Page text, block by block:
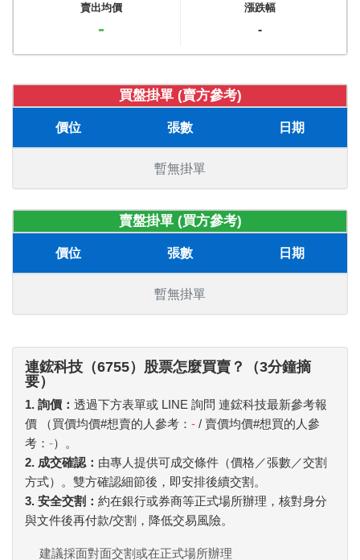
賣出均價
-
漲跌幅
-
買盤掛單 (賣方參考)
價位 張數 日期
暫無掛單
賣盤掛單 (買方參考)
價位 張數 日期
暫無掛單
連鋐科技（6755）股票怎麼買賣？（3分鐘摘
要）
1. 詢價： 透過下方表單或 LINE 詢問 連鋐科技最新參考報
價 （買價均價#想賣的人參考： - / 賣價均價#想買的人參
考： -）。
2. 成交確認： 由專人提供可成交條件（價格／張數／交割
方式）。雙方確認細節後，即安排後續交割。
3. 安全交割： 約在銀行或券商等正式場所辦理，核對身分
與文件後再付款/交割，降低交易風險。
建議採面對面交割或在正式場所辦理